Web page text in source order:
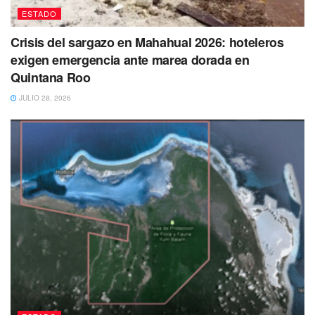
El joven fue reportado como desaparecido el 27 de marzo
de 2023. Hasta el momento se presume como persona no
localizada, de tal forma que se ha activado una ficha de
ESTADO
Crisis del sargazo en Mahahual 2026: hoteleros
exigen emergencia ante marea dorada en
Quintana Roo
JULIO 28, 2026